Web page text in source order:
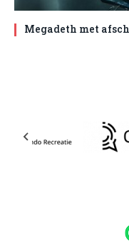
Megadeth met